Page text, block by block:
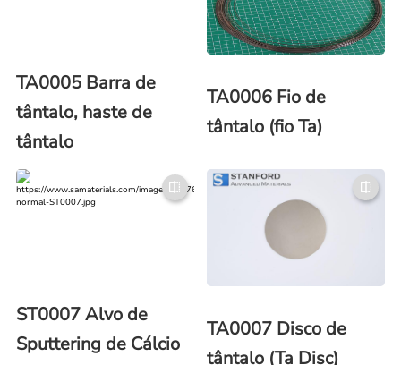
TA0005 Barra de
tântalo, haste de
tântalo
TA0006 Fio de
tântalo (fio Ta)
ST0007 Alvo de
Sputtering de Cálcio
TA0007 Disco de
tântalo (Ta Disc)